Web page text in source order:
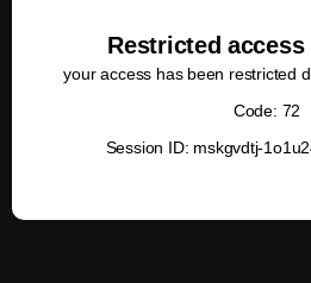
Restricted
your access has been restricted
Code: 72
Session ID: mskgvdtj-